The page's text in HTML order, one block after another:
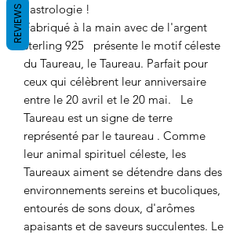
l'astrologie !
Fabriqué à la main avec de l'argent
sterling 925
présente le motif céleste
du Taureau, le Taureau. Parfait pour
ceux qui célèbrent leur anniversaire
entre le 20 avril et le 20 mai.
Le
Taureau est un signe de terre
représenté par le taureau . Comme
leur animal spirituel céleste, les
Taureaux aiment se détendre dans des
environnements sereins et bucoliques,
entourés de sons doux, d'arômes
apaisants et de saveurs succulentes. Le
REVIEWS